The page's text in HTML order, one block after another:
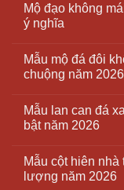
Mộ đạo không
ý nghĩa
Mẫu mộ đá đôi
chuộng năm 2026
Mẫu lan can đá
bật năm 2026
Mẫu cột hiên
lượng năm 2026